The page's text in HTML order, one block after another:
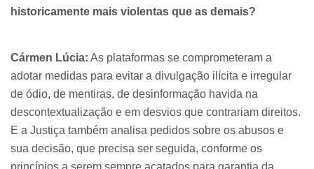
historicamente mais violentas que as demais?
Cármen Lúcia: As plataformas se comprometeram a
adotar medidas para evitar a divulgação ilícita e irregular
de ódio, de mentiras, de desinformação havida na
descontextualização e em desvios que contrariam direitos.
E a Justiça também analisa pedidos sobre os abusos e
sua decisão, que precisa ser seguida, conforme os
princípios a serem sempre acatados para garantia da